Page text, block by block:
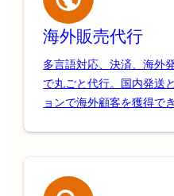
海外販売代行
多言語対応、決済、海外
で丸ごと代行。国内発送
ョンで海外顧客を獲得で